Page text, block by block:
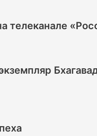
телеканале